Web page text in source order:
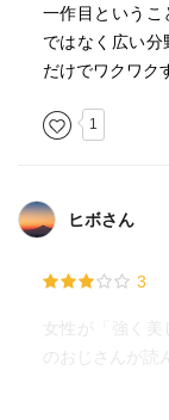
一作目というこ
ではなく広い
だけでワクワク
1
ヒボさん
3
女性が「強く
のおじさんが読